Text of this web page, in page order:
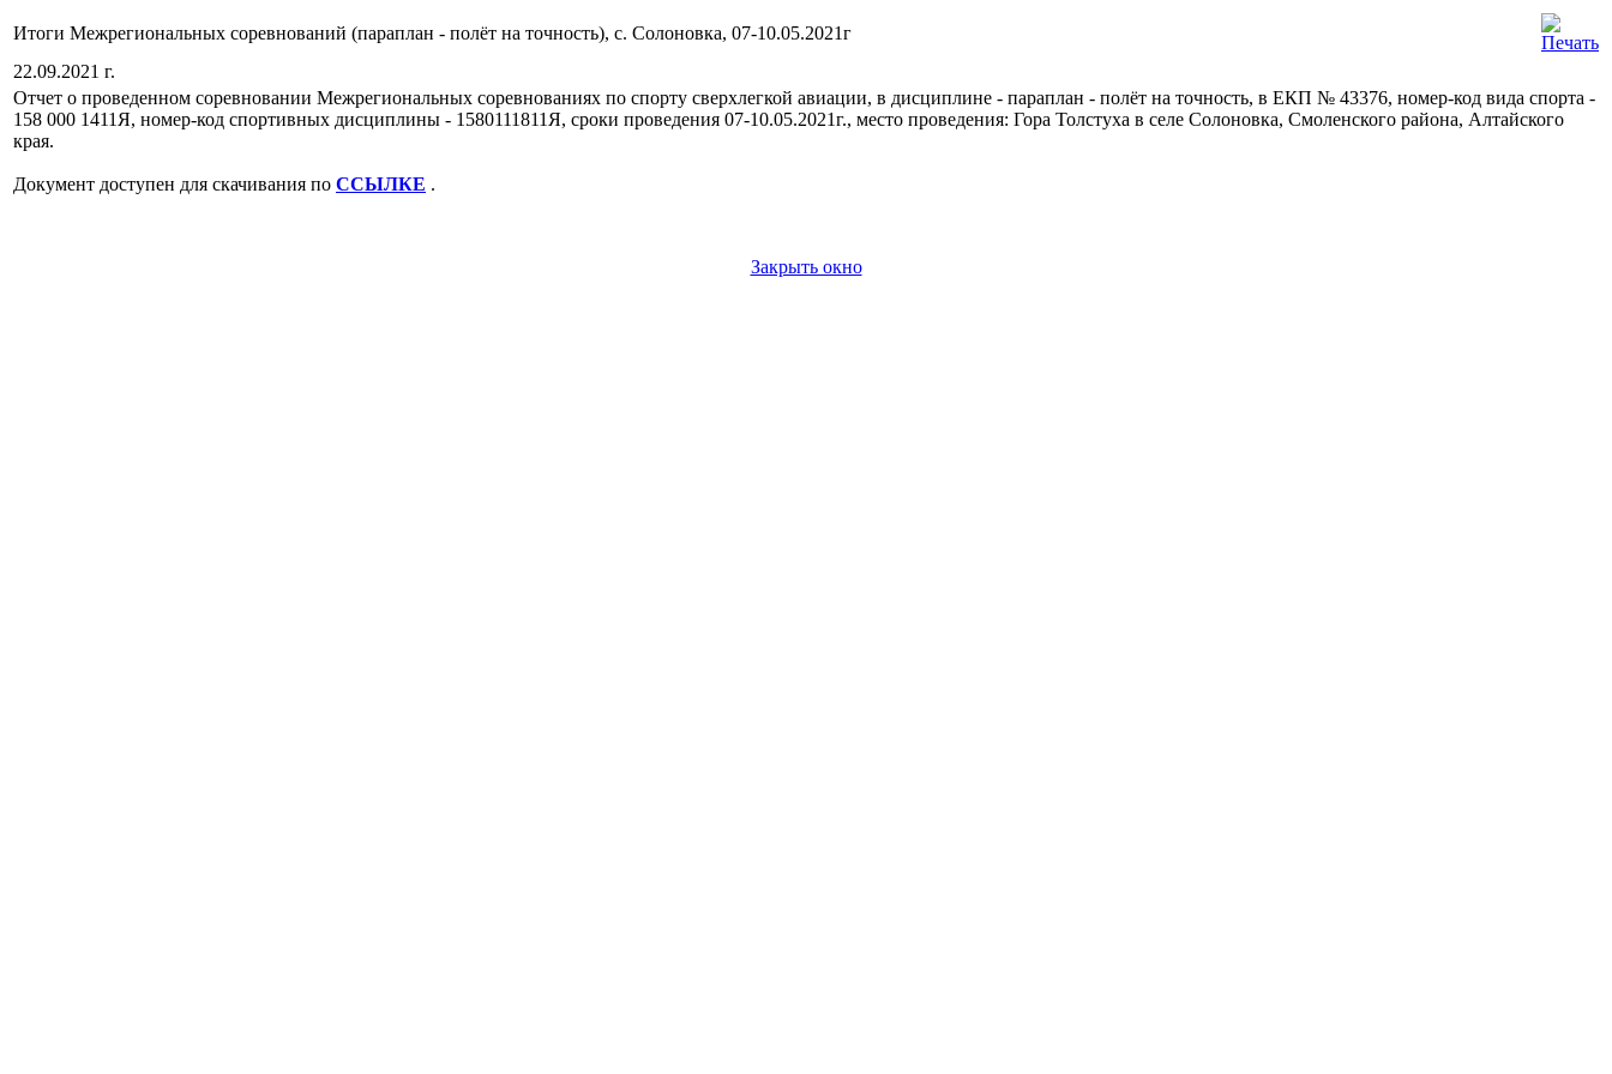
Итоги Межрегиональных соревнований (параплан - полёт на точность), с. Солоновка, 07-10.05.2021г
22.09.2021 г.
Отчет о проведенном соревновании Межрегиональных соревнованиях по спорту сверхлегкой авиации, в дисциплине - параплан - полёт на точность, в ЕКП № 43376, номер-код вида спорта -
158 000 1411Я, номер-код спортивных дисциплины - 1580111811Я, сроки проведения 07-10.05.2021г., место проведения: Гора Толстуха в селе Солоновка, Смоленского района, Алтайского
края.
Документ доступен для скачивания по ССЫЛКЕ .
Закрыть окно